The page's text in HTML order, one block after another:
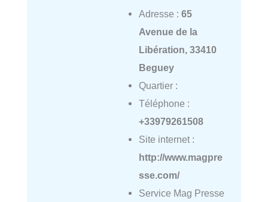
Adresse : 65
Avenue de la
Libération, 33410
Beguey
Quartier :
Téléphone :
+33979261508
Site internet :
http://www.magpre
sse.com/
Service Mag Presse